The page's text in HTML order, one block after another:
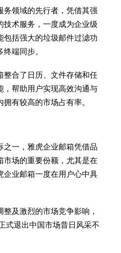
务领域的先行者，凭借其强
技术服务，一度成为企业级
包括强大的垃圾邮件过滤功
端同步。
整合了日历、文件存储和任
，帮助用户实现高效沟通与
有较高的市场占有率。
之一，雅虎企业邮箱凭借品
市场的重要份额，尤其是在
企业邮箱一度在用户心中具
及激烈的市场竞争影响，
式退出中国市场昔日风采不